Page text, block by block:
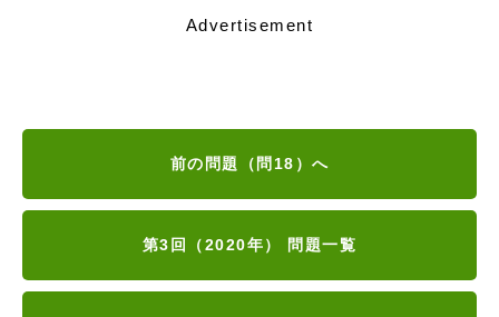
Advertisement
前の問題（問18）へ
第3回（2020年） 問題一覧